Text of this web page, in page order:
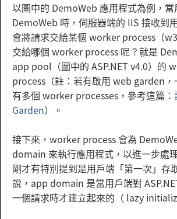
以圖中的 DemoWeb 應用程式為例，
DemoWeb 時，伺服器端的 IIS 接收到
會將請求交給某個 worker process（
交給哪個 worker process 呢？就是
app pool（圖中的 ASP.NET v4.0）的
process（註：若有啟用 web garden
有多個 worker processes，參考這篇：
Garden）。
接下來，worker process 會為
domain 來執行應用程式，以進一步處
剛才有特別提到是用戶端「第一次」存
說，app domain 是當用戶端對
一個請求時才建立起來的（ lazy